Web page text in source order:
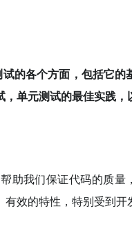
的各个方面，包括它的
单元测试的最佳实践
助我们保证代码的质
效的特性，特别受到